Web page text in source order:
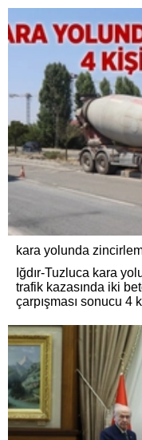
kara yolunda
Iğdır-Tuzluca kara
trafik kazasında iki
çarpışması sonucu 4